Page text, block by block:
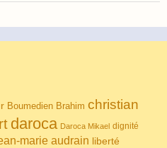
Boumedien Brahim christian
daroca Daroca Mikael dignité
marie audrain liberté